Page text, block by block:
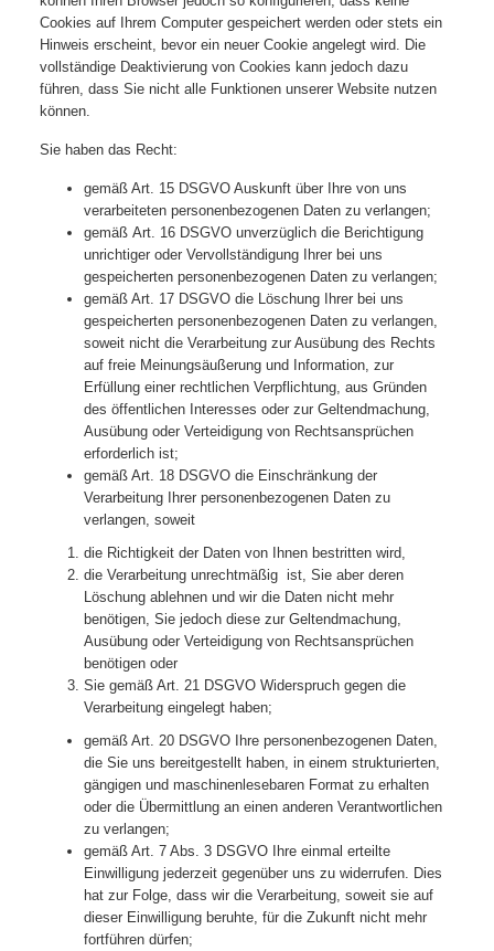
Cookies auf Ihrem Computer gespeichert werden oder stets ein
Hinweis erscheint, bevor ein neuer Cookie angelegt wird. Die
vollständige Deaktivierung von Cookies kann jedoch dazu
führen, dass Sie nicht alle Funktionen unserer Website nutzen
können.
Sie haben das Recht:
gemäß Art. 15 DSGVO Auskunft über Ihre von uns
verarbeiteten personenbezogenen Daten zu verlangen;
gemäß Art. 16 DSGVO unverzüglich die Berichtigung
unrichtiger oder Vervollständigung Ihrer bei uns
gespeicherten personenbezogenen Daten zu verlangen;
gemäß Art. 17 DSGVO die Löschung Ihrer bei uns
gespeicherten personenbezogenen Daten zu verlangen,
soweit nicht die Verarbeitung zur Ausübung des Rechts
auf freie Meinungsäußerung und Information, zur
Erfüllung einer rechtlichen Verpflichtung, aus Gründen
des öffentlichen Interesses oder zur Geltendmachung,
Ausübung oder Verteidigung von Rechtsansprüchen
erforderlich ist;
gemäß Art. 18 DSGVO die Einschränkung der
Verarbeitung Ihrer personenbezogenen Daten zu
verlangen, soweit
die Richtigkeit der Daten von Ihnen bestritten wird,
die Verarbeitung unrechtmäßig ist, Sie aber deren
Löschung ablehnen und wir die Daten nicht mehr
benötigen, Sie jedoch diese zur Geltendmachung,
Ausübung oder Verteidigung von Rechtsansprüchen
benötigen oder
Sie gemäß Art. 21 DSGVO Widerspruch gegen die
Verarbeitung eingelegt haben;
gemäß Art. 20 DSGVO Ihre personenbezogenen Daten,
die Sie uns bereitgestellt haben, in einem strukturierten,
gängigen und maschinenlesebaren Format zu erhalten
oder die Übermittlung an einen anderen Verantwortlichen
zu verlangen;
gemäß Art. 7 Abs. 3 DSGVO Ihre einmal erteilte
Einwilligung jederzeit gegenüber uns zu widerrufen. Dies
hat zur Folge, dass wir die Verarbeitung, soweit sie auf
dieser Einwilligung beruhte, für die Zukunft nicht mehr
fortführen dürfen;